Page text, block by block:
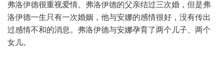
弗洛伊德很重视爱情。弗洛伊德的父亲结过三次婚，但是弗
洛伊德一生只有一次婚姻，他与安娜的感情很好，没有传出
过感情不和的消息。弗洛伊德与安娜孕育了两个儿子、两个
女儿。